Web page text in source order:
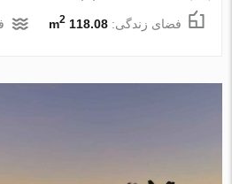
فضای زندگی:118.08 m
2